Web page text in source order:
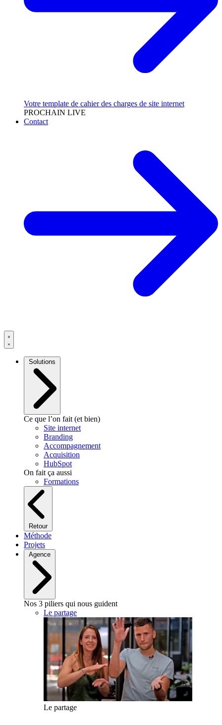
Votre template de cahier des charges de site internet
PROCHAIN LIVE
Contact
Solutions
Ce que l’on fait (et bien)
Site internet
Branding
Accompagnement
Acquisition
HubSpot
On fait ça aussi
Formations
Retour
Méthode
Projets
Agence
Nos 3 piliers qui nous guident
Le partage
Le partage